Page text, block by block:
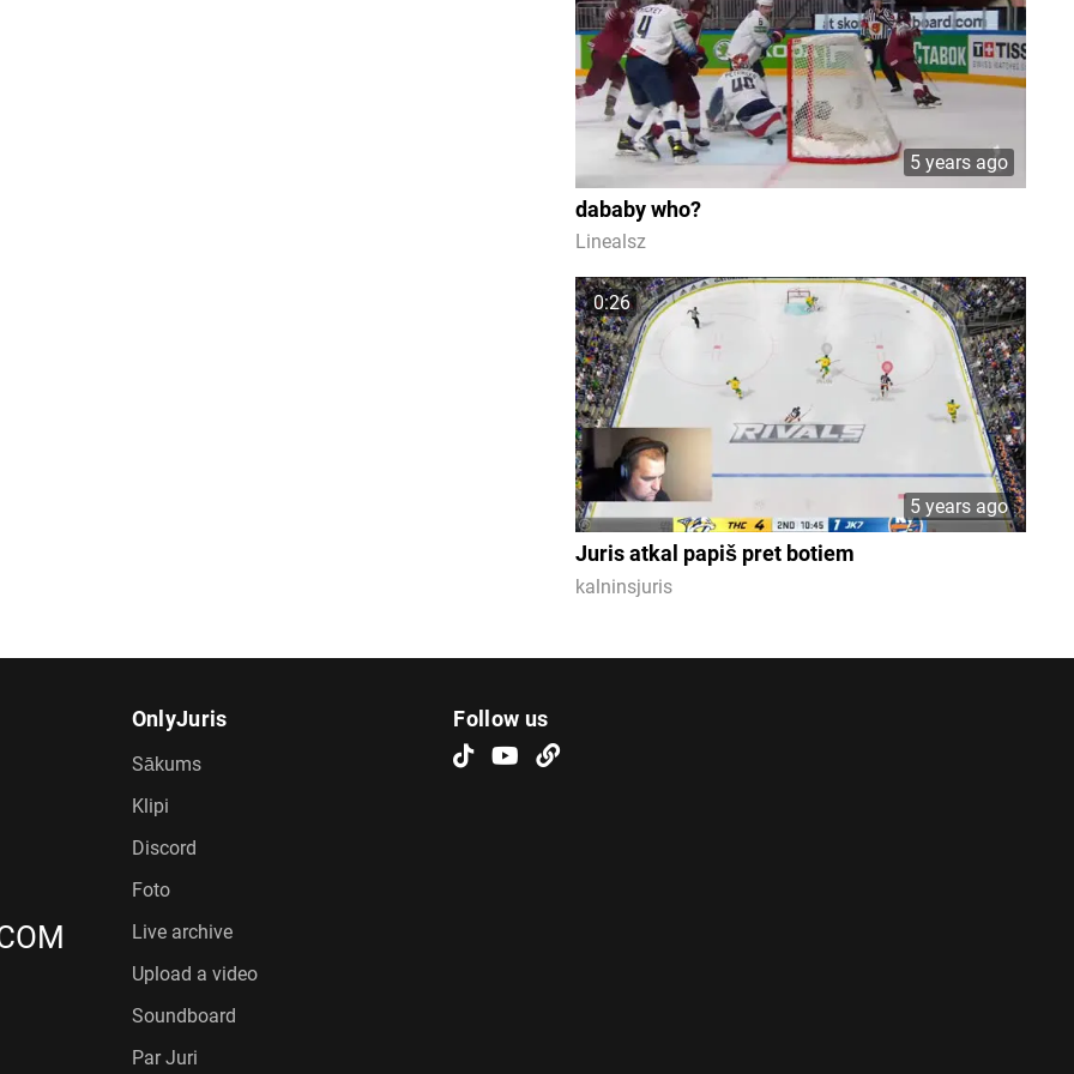
5 years ago
dababy who?
Linealsz
0:26
5 years ago
Juris atkal papiš pret botiem
kalninsjuris
OnlyJuris
Sākums
Klipi
Discord
Foto
Live archive
Upload a video
Soundboard
Par Juri
Follow us